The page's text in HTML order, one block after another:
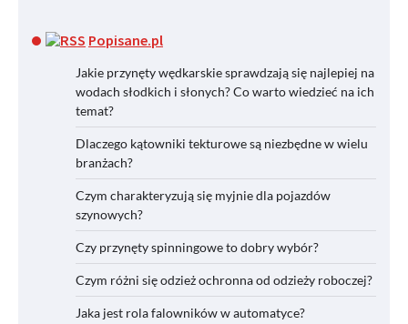
Popisane.pl
Jakie przynęty wędkarskie sprawdzają się najlepiej na
wodach słodkich i słonych? Co warto wiedzieć na ich
temat?
Dlaczego kątowniki tekturowe są niezbędne w wielu
branżach?
Czym charakteryzują się myjnie dla pojazdów
szynowych?
Czy przynęty spinningowe to dobry wybór?
Czym różni się odzież ochronna od odzieży roboczej?
Jaka jest rola falowników w automatyce?